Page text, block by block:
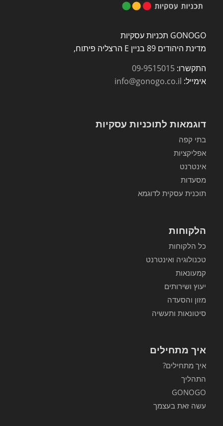
GONOGO תכניות עסקיות
מדינת היהודים 89 בניין E הרצליה פיתוח,
התקשרו: 09-9515015
אימייל: info@gonogo.co.il
דוגמאות לתוכניות עסקיות
בתי קפה
אפליקציות
אינטרנט
מסעדות
תוכנית עסקית לדוגמא
הלקוחות
כל הלקוחות
טכנולוגיה ואינטרנט
קמעונאות
יעוץ ושירותים
מזון והסעדה
סיטונאות ותעשיה
איך מתחילים
איך מתחילים?
התהליך
GONOGO
עשה זאת בעצמך